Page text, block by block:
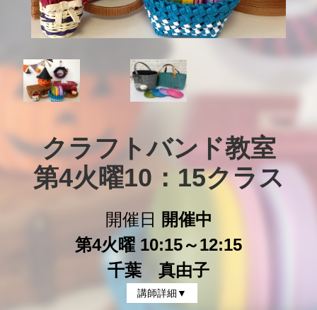
クラフトバンド教室
第4火曜10：15クラス
開催日
開催中
第4火曜 10:15～12:15
千葉 真由子
講師詳細▼